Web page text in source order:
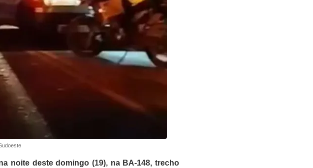
noite deste domingo (19), na BA-148, trecho